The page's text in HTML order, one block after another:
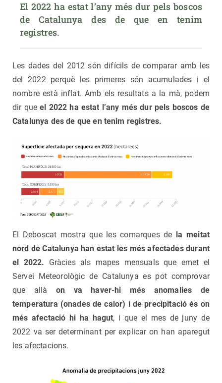
El 2022 ha estat l’any més dur pels boscos
de Catalunya des de que en tenim
registres.
Les dades del 2012 són difícils de comparar amb les
del 2022 perquè les primeres són acumulades i el
nombre està inflat. Amb els resultats a la mà, podem
dir queel 2022 ha estat l’any més dur pels boscos de
Catalunya des de que en tenim registres.
El Deboscat mostra que les comarques de
la meitat
nord de Catalunya han estat les més afectades durant
el 2022. Gràcies als mapes mensuals que emet el
Servei Meteorològic de Catalunya es pot comprovar
que allà on va haver-hi més anomalies de
temperatura (onades de calor) i de precipitació és on
més afectació hi ha hagut, i que el mes de juny de
2022 va ser determinant per explicar on han aparegut
les afectacions.